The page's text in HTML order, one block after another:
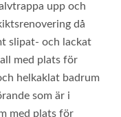
upp och
då
slipat- och lackat
med plats för
helkaklat badrum
som är i
med plats för